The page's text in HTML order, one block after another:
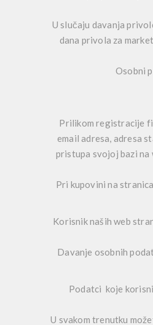
U slučaju davanja
dana privola za
Osobni
Prilikom registracije
email adresa, adresa
pristupa svojoj bazi na
Pri kupovini na
Korisnik naših web
Davanje osobnih
Podatci koje
U svakom trenutku